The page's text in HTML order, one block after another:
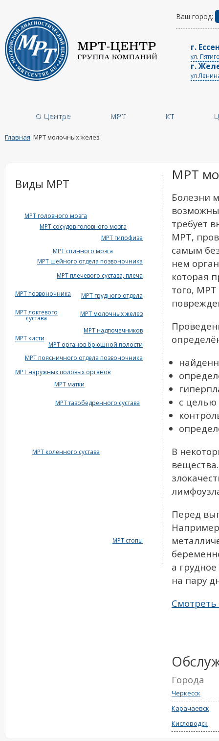
Ваш город:
г.
ул.
г.
ул
О Центре МРТ КТ
Главная МРТ молочных желез
Виды МРТ
МРТ головного мозга
МРТ сосудов головного мозга
МРТ гипофиза
МРТ шейного отдела позвоночника
МРТ плечевого сустава, плеча
МРТ позвоночника
МРТ грудного отдела
МРТ локтевого
сустава
МРТ молочных желез
МРТ надпочечников
МРТ кисти
МРТ органов брюшной полости
МРТ поясничного отдела позвоночника
МРТ наружных половых органов
МРТ тазобедренного сустава
МРТ матки
МРТ спинного мозга
МРТ коленного сустава
МРТ стопы
МРТ
Болезни
требует
МРТ,
самым
нем
которая
того, МРТ
с целью
В
Перед
а
на пару
Города
Черкесск
Карачаевск
Кисловодск